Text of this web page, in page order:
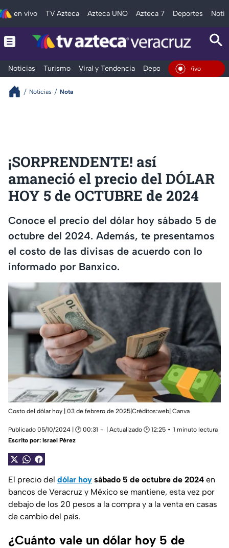
en vivo TV Azteca Azteca UNO Azteca 7 Deportes
Noticias Turismo Viral y Tendencia Deportes Espectáculos
En Vivo
Noticias Nota
¡SORPRENDENTE! así
amaneció el precio del DÓLAR
HOY 5 de OCTUBRE de 2024
Conoce el precio del dólar hoy sábado 5 de
octubre del 2024. Además, te presentamos
el costo de las divisas de acuerdo con lo
informado por Banxico.
Costo del dólar hoy | 03 de febrero de 2025|Créditos:web| Canva
Publicado 05/10/2024 | 🕑 00:31 | Actualizado 🕑 12:25
1 minuto lectura
Escrito por: Israel Pérez
El precio del dólar hoy sábado 5 de octubre de 2024 en
bancos de Veracruz y México se mantiene, esta vez por
debajo de los 20 pesos a la compra y a la venta en casas
de cambio del país.
¿Cuánto vale un dólar hoy 5 de